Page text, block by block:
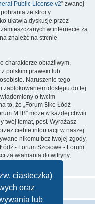
ciasteczka)
oraz
lub
Public License v2” zwanej
ze strony
ułatwia dyskusje przez
w internecie za
znaleźć na stronie
charakterze obraźliwym,
polskim prawem lub
Naruszenie tego
zablokowaniem dostępu do tej
o twoim
to, że „Forum Bike Łódź -
MTB” może w każdej chwili
twój temat, post. Wyrażasz
ciebie informacji w naszej
nikomu bez twojej zgody,
- Forum Szosowe - Forum
za włamania do witryny,